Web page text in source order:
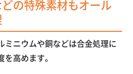
の特殊素材もオール
ミニウムや銅などは合金処理に
高めます。